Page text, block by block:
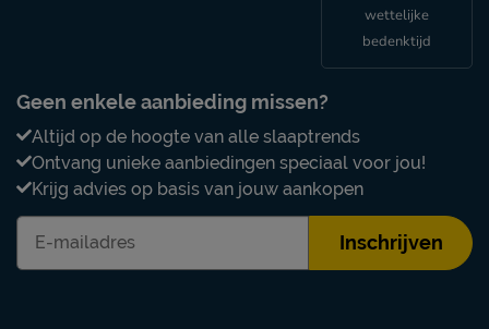
wettelijke
bedenktijd
Geen enkele aanbieding missen?
Altijd op de hoogte van alle slaaptrends
Ontvang unieke aanbiedingen speciaal voor jou!
Krijg advies op basis van jouw aankopen
Inschrijven